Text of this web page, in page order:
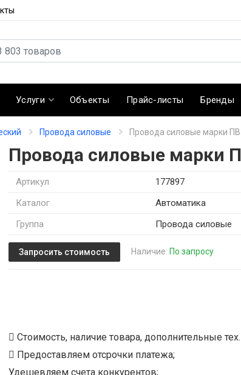
Услуги Объекты Прайс-листы Бренды
Провода силовые Провода силовые марки
Провода силовые марки
Артикул
177897
Каталог
Автоматика
Группа
Провода силовые
Запросить стоимость Наличие: По запросу
Стоимость, наличие товара, дополнительные
Предоставляем отсрочки платежа;
Удешевляем счета конкурентов;